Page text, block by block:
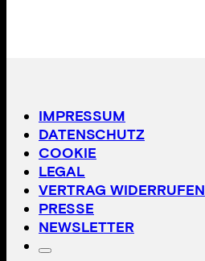
IMPRESSUM
DATENSCHUTZ
COOKIE
LEGAL
VERTRAG WIDERRUFEN
PRESSE
NEWSLETTER